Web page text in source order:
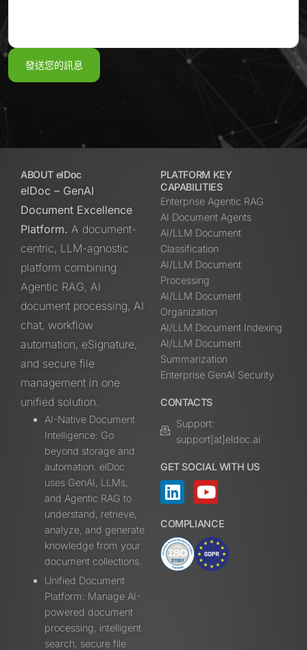
ABOUT elDoc
elDoc – GenAI
Document Excellence
Platform. A document-
centric, LLM-agnostic
platform combining
Agentic RAG, AI
document processing, AI
chat, workflow
automation, eSignature,
and secure file
management in one
unified solution.
AI-Native Document
Intelligence: Go
beyond storage and
automation. elDoc
uses GenAI, LLMs,
and Agentic RAG to
understand, retrieve,
analyze, and generate
knowledge from your
document collections.
Unified Document
Platform: Manage AI-
powered document
processing, intelligent
search, secure file
PLATFORM KEY
CAPABILITIES
Enterprise Agentic RAG
AI Document Agents
AI/LLM Document
Classification
AI/LLM Document
Processing
AI/LLM Document
Organization
AI/LLM Document Indexing
AI/LLM Document
Summarization
Enterprise GenAI Security
CONTACTS
Support:
support[at]eldoc.ai
GET SOCIAL WITH US
COMPLIANCE